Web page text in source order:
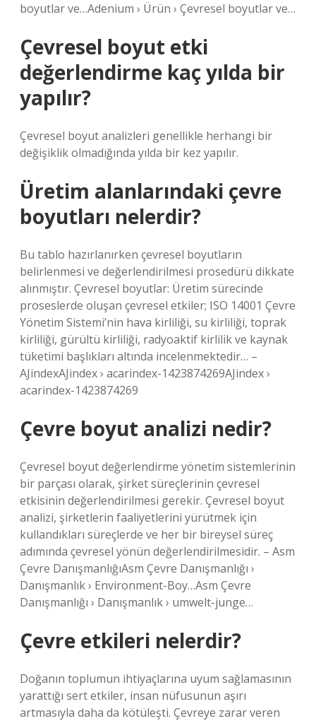
boyutlar ve…Adenium › Ürün › Çevresel boyutlar ve…
Çevresel boyut etki
değerlendirme kaç yılda bir
yapılır?
Çevresel boyut analizleri genellikle herhangi bir
değişiklik olmadığında yılda bir kez yapılır.
Üretim alanlarındaki çevre
boyutları nelerdir?
Bu tablo hazırlanırken çevresel boyutların
belirlenmesi ve değerlendirilmesi prosedürü dikkate
alınmıştır. Çevresel boyutlar: Üretim sürecinde
proseslerde oluşan çevresel etkiler; ISO 14001 Çevre
Yönetim Sistemi’nin hava kirliliği, su kirliliği, toprak
kirliliği, gürültü kirliliği, radyoaktif kirlilik ve kaynak
tüketimi başlıkları altında incelenmektedir… –
AJindexAJindex › acarindex-1423874269AJindex ›
acarindex-1423874269
Çevre boyut analizi nedir?
Çevresel boyut değerlendirme yönetim sistemlerinin
bir parçası olarak, şirket süreçlerinin çevresel
etkisinin değerlendirilmesi gerekir. Çevresel boyut
analizi, şirketlerin faaliyetlerini yürütmek için
kullandıkları süreçlerde ve her bir bireysel süreç
adımında çevresel yönün değerlendirilmesidir. – Asm
Çevre DanışmanlığıAsm Çevre Danışmanlığı ›
Danışmanlık › Environment-Boy…Asm Çevre
Danışmanlığı › Danışmanlık › umwelt-junge…
Çevre etkileri nelerdir?
Doğanın toplumun ihtiyaçlarına uyum sağlamasının
yarattığı sert etkiler, insan nüfusunun aşırı
artmasıyla daha da kötüleşti. Çevreye zarar veren